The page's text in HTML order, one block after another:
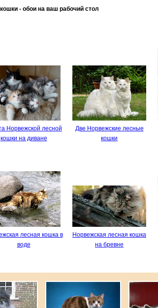
- обои на ваш рабочий стол
Норвежской лесной
кошки на диване
Две Норвежские лесные
кошки
лесная кошка в
воде
Норвежская лесная кошка
на бревне